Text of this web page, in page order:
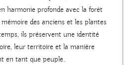
harmonie profonde avec la forêt
des anciens et les plantes
ils préservent une identité
leur territoire et la manière
en tant que peuple.